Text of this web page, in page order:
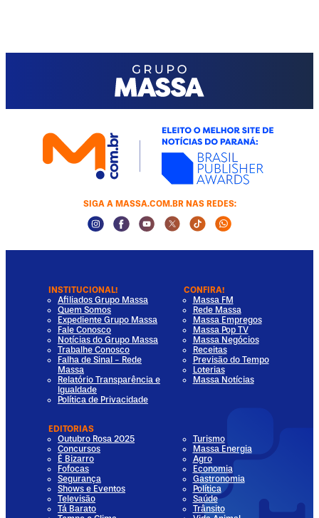
SIGA A MASSA.COM.BR NAS REDES:
Instagram Social Media
Facebook Social Media
Youtube Social Media
Twitter Social Media
Tiktok Social Media
Whatsapp
INSTITUCIONAL!
Afiliados Grupo Massa
Quem Somos
Expediente Grupo Massa
Fale Conosco
Notícias do Grupo Massa
Trabalhe Conosco
Falha de Sinal - Rede
Massa
Relatório Transparência e
Igualdade
Política de Privacidade
CONFIRA!
Massa FM
Rede Massa
Massa Empregos
Massa Pop TV
Massa Negócios
Receitas
Previsão do Tempo
Loterias
Massa Notícias
EDITORIAS
Outubro Rosa 2025
Concursos
É Bizarro
Fofocas
Segurança
Shows e Eventos
Televisão
Tá Barato
Turismo
Massa Energia
Agro
Economia
Gastronomia
Política
Saúde
Trânsito